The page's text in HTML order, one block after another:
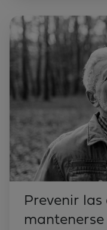
Prevenir
mantenerse